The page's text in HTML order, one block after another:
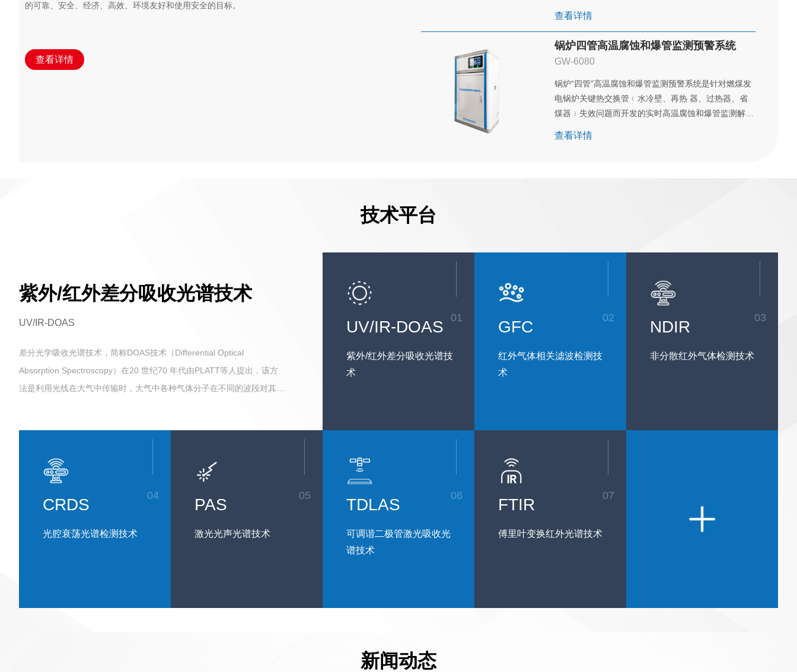
及时发出报警信号。
智能诊断，预警未来
结合机器学习算法，系统能够自
学习和识别故障特性气体氢气的模式，及时捕捉氢冷型
发电机潜在的故障信息并迅速进行智能诊断，科学指导
发电机设备的运行与维护，有效预防事故的发生，降低
重大损失，大幅提升设备运行的安全性与可靠性。
智能校准，确保精准设备内置智能法拉第校准装置，
法的辅助，校准过程更为高效、精准。
查看详情
锅炉四管高温腐蚀和爆管监测预警系统
GW-6080
锅炉“四管”高温腐蚀和爆管监测预警系统是针对燃煤发
电锅炉关键热交换管﹙水冷壁、再热 器、过热器、省
煤器﹚失效问题而开发的实时高温腐蚀和爆管监测解决
器，实时采集、监测和分析锅炉“四管”运行状态数据，
据，重点监测因管内氧化皮脱落而引起的管道堵塞或爆
4. 激光位移传感器阵列能够大面积实时监测因温度场变
化而引起的亚毫米级的管壁位移和形变。
查看详情
的可靠、安全、经济、高效、环境友好和使用安全的目标。
查看详情
技术平台
紫外/红外差分吸收光谱技术
UV/IR-DOAS
差分光学吸收光谱技术，简称DOAS技术（Differential Optical
Absorption Spectroscopy）在20 世纪70 年代由PLATT等人提出，该方
法是利用光线在大气中传输时，大气中各种气体分子在不同的波段对其有
01
UV/IR-DOAS
紫外/红外差分吸收光谱技
术
02
GFC
红外气体相关滤波检测技
术
03
NDIR
非分散红外气体检测技术
04
CRDS
光腔衰荡光谱检测技术
05
PAS
激光光声光谱技术
06
TDLAS
可调谐二极管激光吸收光
谱技术
07
FTIR
傅里叶变换红外光谱技术
新闻动态